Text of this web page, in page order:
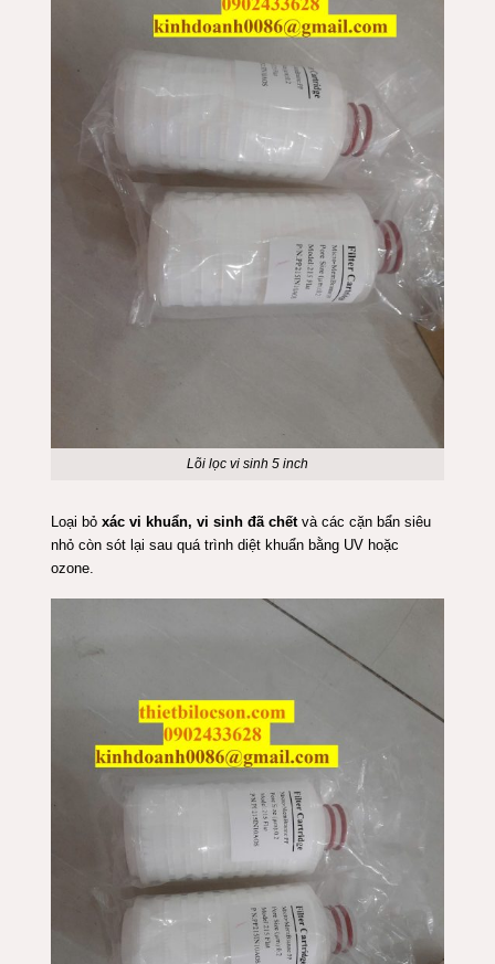
Lõi lọc vi sinh 5 inch
Loại bỏ xác vi khuẩn, vi sinh đã chếtvà các cặn bẩn siêu
nhỏ còn sót lại sau quá trình diệt khuẩn bằng UV hoặc
ozone.